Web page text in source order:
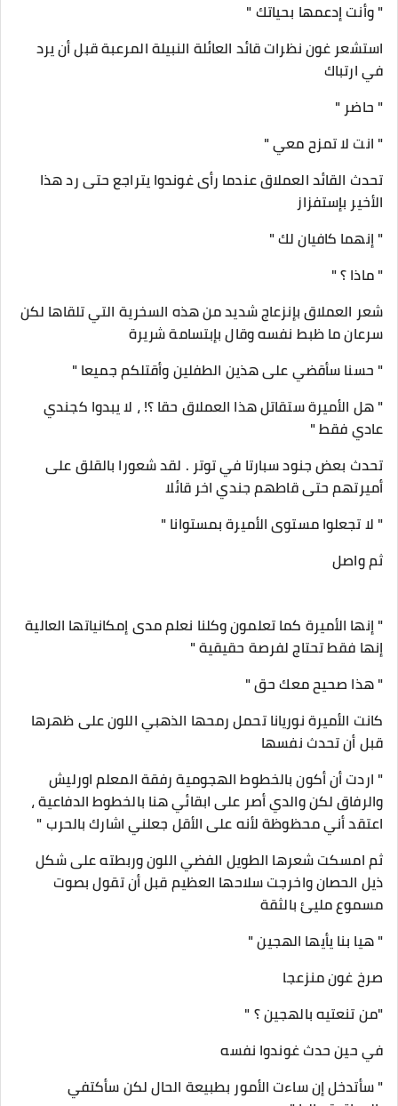
" وأنت إدعمها بحياتك "
استشعر غون نظرات قائد العائلة النبيلة المرعبة قبل أن يرد
في ارتباك
" حاضر "
" انت لا تمزح معي "
تحدث القائد العملاق عندما رأى غوندوا يتراجع حتى رد هذا
الأخير بإستفزاز
" إنهما كافيان لك "
" ماذا ؟ "
شعر العملاق بإنزعاج شديد من هذه السخرية التي تلقاها لكن
سرعان ما ظبط نفسه وقال بإبتسامة شريرة
" حسنا سأقضي على هذين الطفلين وأقتلكم جميعا "
" هل الأميرة ستقاتل هذا العملاق حقا ؟! ، لا يبدوا كجندي
عادي فقط "
تحدث بعض جنود سبارتا في توتر . لقد شعورا بالقلق على
أميرتهم حتى قاطهم جندي اخر قائلا
" لا تجعلوا مستوى الأميرة بمستوانا "
ثم واصل
" إنها الأميرة كما تعلمون وكلنا نعلم مدى إمكانياتها العالية
إنها فقط تحتاج لفرصة حقيقية "
" هذا صحيح معك حق "
كانت الأميرة نوريانا تحمل رمحها الذهبي اللون على ظهرها
قبل أن تحدث نفسها
" اردت أن أكون بالخطوط الهجومية رفقة المعلم اورليش
والرفاق لكن والدي أصر على ابقائي هنا بالخطوط الدفاعية ،
اعتقد أني محظوظة لأنه على الأقل جعلني اشارك بالحرب "
ثم امسكت شعرها الطويل الفضي اللون وربطته على شكل
ذيل الحصان واخرجت سلاحها العظيم قبل أن تقول بصوت
مسموع مليئ بالثقة
" هيا بنا يأيها الهجين "
صرخ غون منزعجا
"من تنعتيه بالهجين ؟ "
في حين حدث غوندوا نفسه
" سأتدخل إن ساءت الأمور بطبيعة الحال لكن سأكتفي